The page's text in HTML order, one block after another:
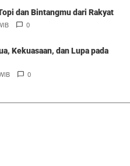
dan Bintangmu dari Rakyat
0
Kekuasaan, dan Lupa pada
0